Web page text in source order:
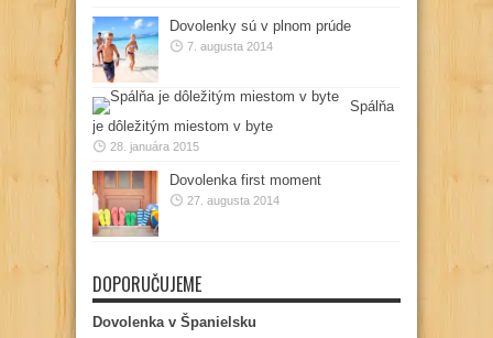
Dovolenky sú v plnom prúde
7. augusta 2014
Spálňa
je dôležitým miestom v byte
28. januára 2015
Dovolenka first moment
27. augusta 2014
DOPORUČUJEME
Dovolenka v Španielsku